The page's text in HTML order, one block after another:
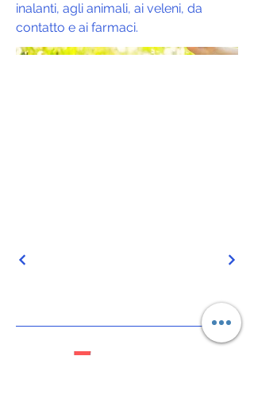
inalanti, agli animali, ai veleni, da
contatto e ai farmaci.